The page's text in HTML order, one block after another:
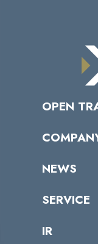
OPEN
受講者の
トップメ
ミッショ
パートナ
NEWS
サイバー
SERVICE
カテゴリ
IR